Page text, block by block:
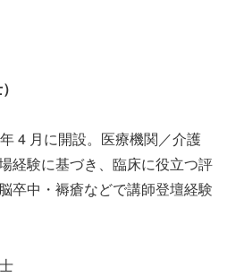
4 月に開設。医療機関／介護
経験に基づき、臨床に役立つ評
卒中・褥瘡などで講師登壇経験